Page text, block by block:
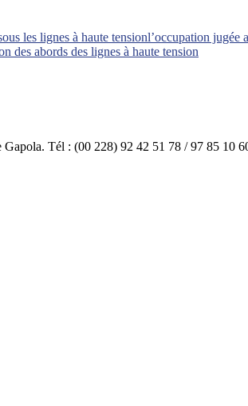
les lignes à haute tensionl’occupation jugée
des abords des lignes à haute tension
Gapola. Tél : (00 228) 92 42 51 78 / 97 85